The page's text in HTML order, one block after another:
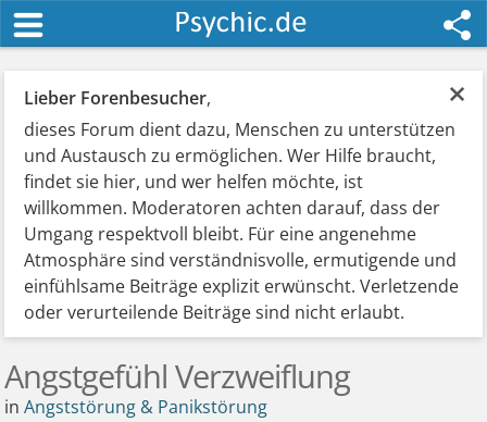
×
Lieber Forenbesucher,
dieses Forum dient dazu, Menschen zu unterstützen
und Austausch zu ermöglichen. Wer Hilfe braucht,
findet sie hier, und wer helfen möchte, ist
willkommen. Moderatoren achten darauf, dass der
Umgang respektvoll bleibt. Für eine angenehme
Atmosphäre sind verständnisvolle, ermutigende und
einfühlsame Beiträge explizit erwünscht. Verletzende
oder verurteilende Beiträge sind nicht erlaubt.
Angstgefühl Verzweiflung
inAngststörung & Panikstörung